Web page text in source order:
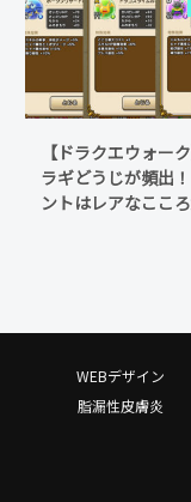
【ドラクエウォー
ラギどうじが頻出
ントはレアなここ
WEBデザイン
脂漏性皮膚炎